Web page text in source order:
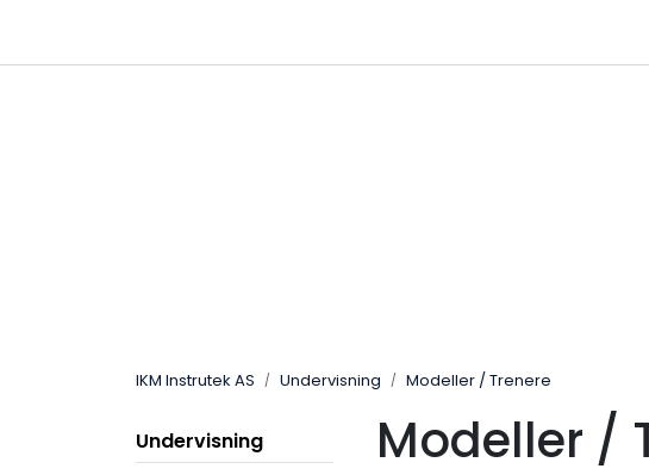
IKM Instrutek AS Undervisning Modeller / Trenere
Undervisning
Modeller /